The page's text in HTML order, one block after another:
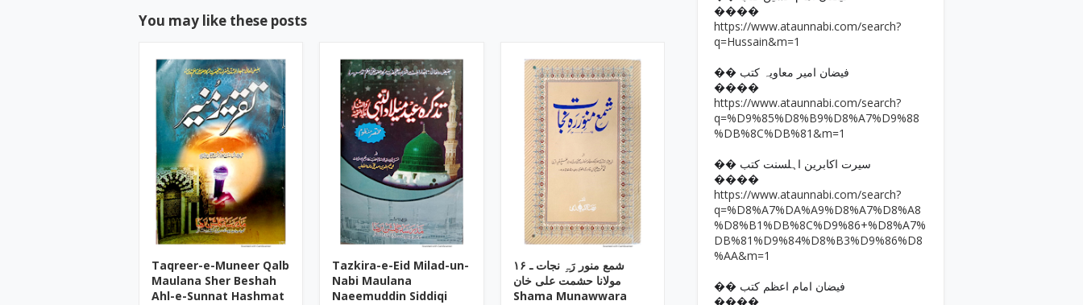
You may like these posts
Taqreer-e-Muneer Qalb
Maulana Sher Beshah
Ahl-e-Sunnat Hashmat
Tazkira-e-Eid Milad-un-
Nabi Maulana
Naeemuddin Siddiqi
۱۶ شمع منور رَہِ نجات ـ
مولانا حشمت علی خان
Shama Munawwara
����
https://www.ataunnabi.com/search?
q=Hussain&m=1
�� فیضان امیر معاویہ کتب
����
https://www.ataunnabi.com/search?
q=%D9%85%D8%B9%D8%A7%D9%88
%DB%8C%DB%81&m=1
�� سیرت اکابرین اہلسنت کتب
����
https://www.ataunnabi.com/search?
q=%D8%A7%DA%A9%D8%A7%D8%A8
%D8%B1%DB%8C%D9%86+%D8%A7%
DB%81%D9%84%D8%B3%D9%86%D8
%AA&m=1
�� فیضان امام اعظم کتب
����